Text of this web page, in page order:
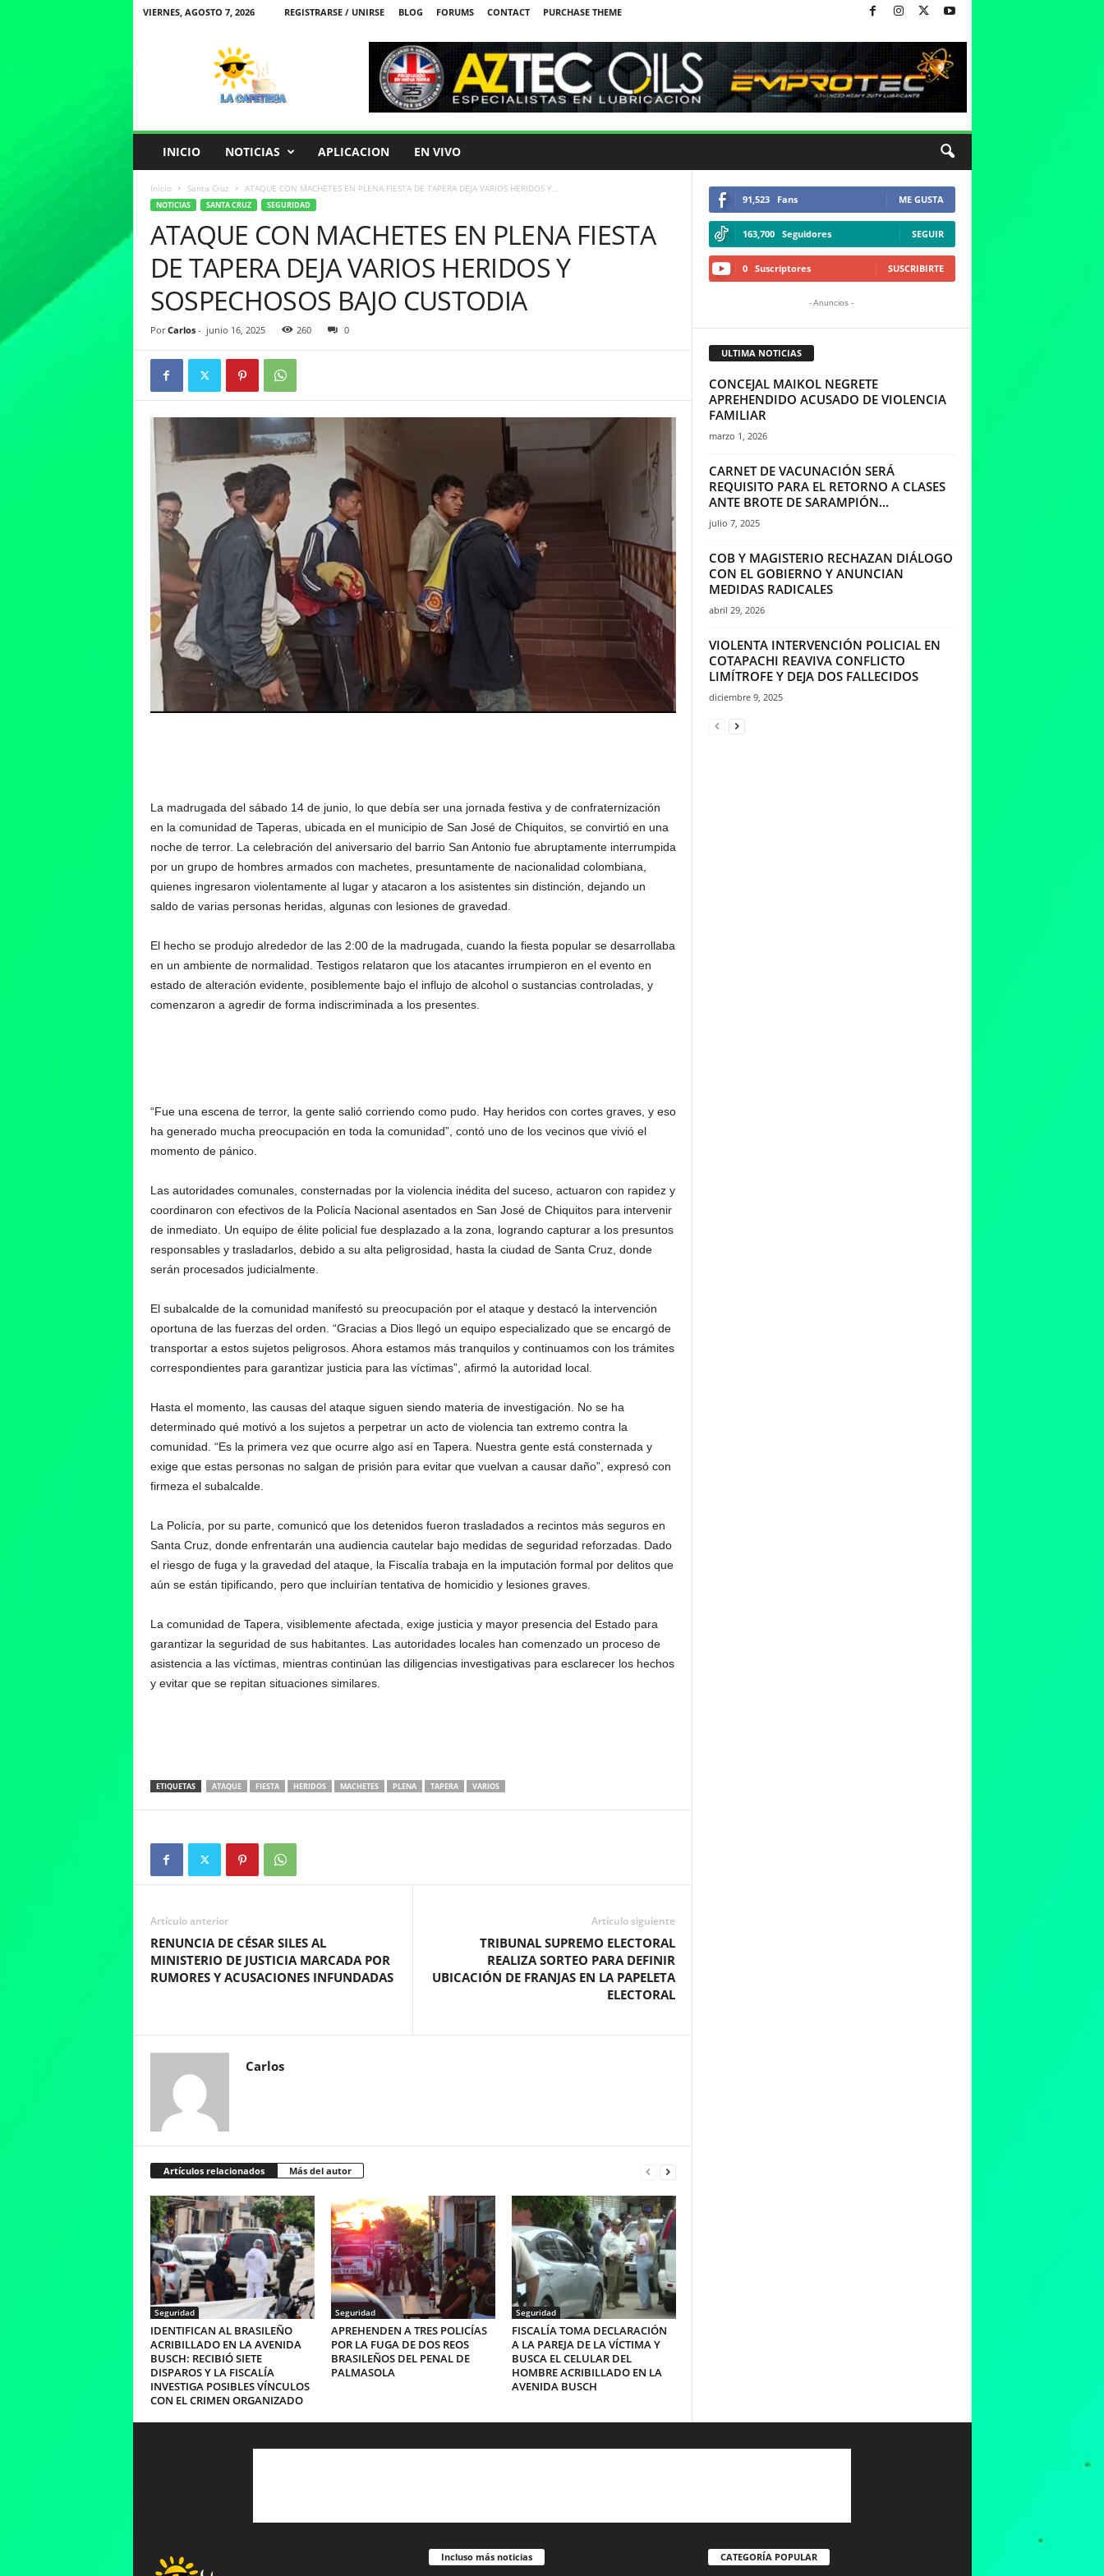
VIERNES, AGOSTO 7, 2026 REGISTRARSE / UNIRSE BLOG FORUMS CONTACT PURCHASE THEME
INICIO NOTICIAS APLICACION EN VIVO
Inicio Santa Cruz ATAQUE CON MACHETES EN PLENA FIESTA DE TAPERA DEJA VARIOS HERIDOS Y...
NOTICIAS SANTA CRUZ SEGURIDAD
ATAQUE CON MACHETES EN PLENA FIESTA
DE TAPERA DEJA VARIOS HERIDOS Y
SOSPECHOSOS BAJO CUSTODIA
Por Carlos- junio 16, 2025 260 0
La madrugada del sábado 14 de junio, lo que debía ser una jornada festiva y de confraternización
en la comunidad de Taperas, ubicada en el municipio de San José de Chiquitos, se convirtió en una
noche de terror. La celebración del aniversario del barrio San Antonio fue abruptamente interrumpida
por un grupo de hombres armados con machetes, presuntamente de nacionalidad colombiana,
quienes ingresaron violentamente al lugar y atacaron a los asistentes sin distinción, dejando un
saldo de varias personas heridas, algunas con lesiones de gravedad.
El hecho se produjo alrededor de las 2:00 de la madrugada, cuando la fiesta popular se desarrollaba
en un ambiente de normalidad. Testigos relataron que los atacantes irrumpieron en el evento en
estado de alteración evidente, posiblemente bajo el influjo de alcohol o sustancias controladas, y
comenzaron a agredir de forma indiscriminada a los presentes.
“Fue una escena de terror, la gente salió corriendo como pudo. Hay heridos con cortes graves, y eso
ha generado mucha preocupación en toda la comunidad”, contó uno de los vecinos que vivió el
momento de pánico.
Las autoridades comunales, consternadas por la violencia inédita del suceso, actuaron con rapidez y
coordinaron con efectivos de la Policía Nacional asentados en San José de Chiquitos para intervenir
de inmediato. Un equipo de élite policial fue desplazado a la zona, logrando capturar a los presuntos
responsables y trasladarlos, debido a su alta peligrosidad, hasta la ciudad de Santa Cruz, donde
serán procesados judicialmente.
El subalcalde de la comunidad manifestó su preocupación por el ataque y destacó la intervención
oportuna de las fuerzas del orden. “Gracias a Dios llegó un equipo especializado que se encargó de
transportar a estos sujetos peligrosos. Ahora estamos más tranquilos y continuamos con los trámites
correspondientes para garantizar justicia para las víctimas”, afirmó la autoridad local.
Hasta el momento, las causas del ataque siguen siendo materia de investigación. No se ha
determinado qué motivó a los sujetos a perpetrar un acto de violencia tan extremo contra la
comunidad. “Es la primera vez que ocurre algo así en Tapera. Nuestra gente está consternada y
exige que estas personas no salgan de prisión para evitar que vuelvan a causar daño”, expresó con
firmeza el subalcalde.
La Policía, por su parte, comunicó que los detenidos fueron trasladados a recintos más seguros en
Santa Cruz, donde enfrentarán una audiencia cautelar bajo medidas de seguridad reforzadas. Dado
el riesgo de fuga y la gravedad del ataque, la Fiscalía trabaja en la imputación formal por delitos que
aún se están tipificando, pero que incluirían tentativa de homicidio y lesiones graves.
La comunidad de Tapera, visiblemente afectada, exige justicia y mayor presencia del Estado para
garantizar la seguridad de sus habitantes. Las autoridades locales han comenzado un proceso de
asistencia a las víctimas, mientras continúan las diligencias investigativas para esclarecer los hechos
y evitar que se repitan situaciones similares.
ETIQUETAS ATAQUE FIESTA HERIDOS MACHETES PLENA TAPERA VARIOS
Artículo anterior
RENUNCIA DE CÉSAR SILES AL
MINISTERIO DE JUSTICIA MARCADA POR
RUMORES Y ACUSACIONES INFUNDADAS
Artículo siguiente
TRIBUNAL SUPREMO ELECTORAL
REALIZA SORTEO PARA DEFINIR
UBICACIÓN DE FRANJAS EN LA PAPELETA
ELECTORAL
Carlos
Artículos relacionados Más del autor
Seguridad
IDENTIFICAN AL BRASILEÑO
ACRIBILLADO EN LA AVENIDA
BUSCH: RECIBIÓ SIETE
DISPAROS Y LA FISCALÍA
INVESTIGA POSIBLES VÍNCULOS
CON EL CRIMEN ORGANIZADO
Seguridad
APREHENDEN A TRES POLICÍAS
POR LA FUGA DE DOS REOS
BRASILEÑOS DEL PENAL DE
PALMASOLA
Seguridad
FISCALÍA TOMA DECLARACIÓN
A LA PAREJA DE LA VÍCTIMA Y
BUSCA EL CELULAR DEL
HOMBRE ACRIBILLADO EN LA
AVENIDA BUSCH
91,523 Fans ME GUSTA
163,700 Seguidores SEGUIR
0 Suscriptores SUSCRIBIRTE
- Anuncios -
ULTIMA NOTICIAS
CONCEJAL MAIKOL NEGRETE
APREHENDIDO ACUSADO DE VIOLENCIA
FAMILIAR
marzo 1, 2026
CARNET DE VACUNACIÓN SERÁ
REQUISITO PARA EL RETORNO A CLASES
ANTE BROTE DE SARAMPIÓN...
julio 7, 2025
COB Y MAGISTERIO RECHAZAN DIÁLOGO
CON EL GOBIERNO Y ANUNCIAN
MEDIDAS RADICALES
abril 29, 2026
VIOLENTA INTERVENCIÓN POLICIAL EN
COTAPACHI REAVIVA CONFLICTO
LIMÍTROFE Y DEJA DOS FALLECIDOS
diciembre 9, 2025
Incluso más noticias CATEGORÍA POPULAR